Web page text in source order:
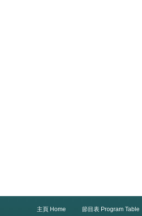
主頁 Home 節目表 Program Table